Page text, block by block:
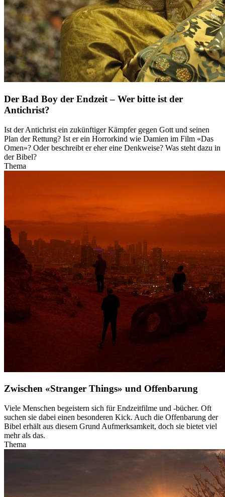
Der Bad Boy der Endzeit – Wer bitte ist der
Antichrist?
Ist der Antichrist ein zukünftiger Kämpfer gegen Gott und seinen
Plan der Rettung? Ist er ein Horrorkind wie Damien im Film «Das
Omen»? Oder beschreibt er eher eine Denkweise? Was steht dazu in
der Bibel?
Thema
Zwischen «Stranger Things» und Offenbarung
Viele Menschen begeistern sich für Endzeitfilme und -bücher. Oft
suchen sie dabei einen besonderen Kick. Auch die Offenbarung der
Bibel erhält aus diesem Grund Aufmerksamkeit, doch sie bietet viel
mehr als das.
Thema